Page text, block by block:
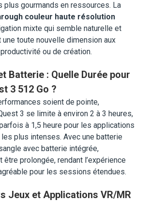
plus gourmands en ressources. La
couleur haute résolution
mixte qui semble naturelle et
une toute nouvelle dimension aux
ou de création.
Batterie : Quelle Durée pour
3 512 Go ?
soient de pointe,
3 se limite à environ 2 à 3 heures,
à 1,5 heure pour les applications
plus intenses. Avec une batterie
avec batterie intégrée,
être prolongée, rendant l’expérience
pour les sessions étendues.
Jeux et Applications VR/MR